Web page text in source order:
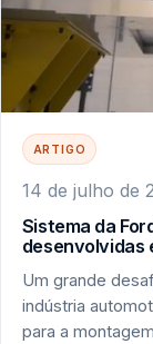
ARTIGO
14 de julho de
Sistema da
desenvolvidas
Um grande
indústria
para a